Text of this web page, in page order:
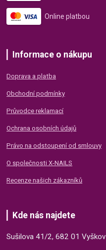
Online platbou
Informace o nákupu
Doprava a platba
Obchodní podmínky
Průvodce reklamací
Ochrana osobních údajů
Právo na odstoupení od smlouvy
O společnosti X-NAILS
Recenze našich zákazníků
Kde nás najdete
Sušilova 41/2, 682 01 Vyškov